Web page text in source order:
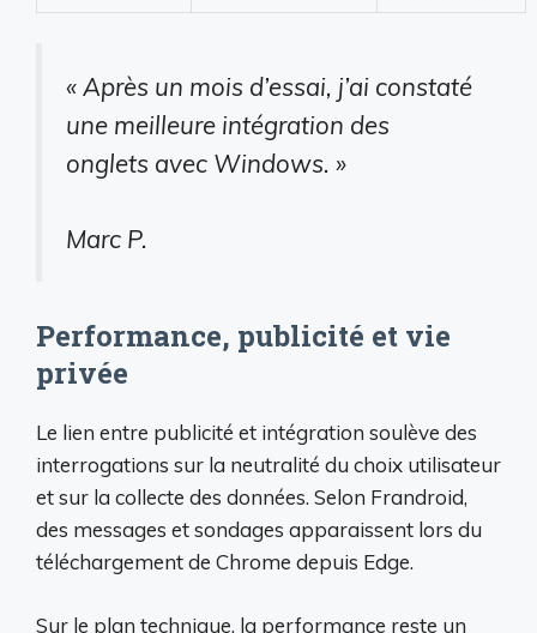
« Après un mois d’essai, j’ai constaté
une meilleure intégration des
onglets avec Windows. »
Marc P.
Performance, publicité et vie
privée
Le lien entre publicité et intégration soulève des
interrogations sur la neutralité du choix utilisateur
et sur la collecte des données. Selon Frandroid,
des messages et sondages apparaissent lors du
téléchargement de Chrome depuis Edge.
Sur le plan technique, la performance reste un